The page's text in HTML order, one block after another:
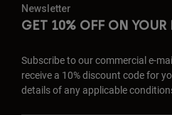
Newsletter
GET 10% OFF ON YOUR
Subscribe to our commercial e-
receive a 10% discount code for
details of any applicable